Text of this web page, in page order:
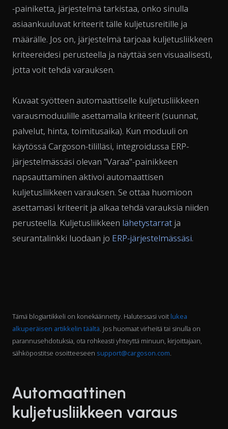
-painiketta, järjestelmä tarkistaa, onko sinulla
asiaankuuluvat kriteerit tälle kuljetusreitille ja
määrälle. Jos on, järjestelmä tarjoaa kuljetusliikkeen
kriteereidesi perusteella ja näyttää sen visuaalisesti,
jotta voit tehdä varauksen.
Kuvaat syötteen automaattiselle kuljetusliikkeen
varausmoduulille asettamalla kriteerit (suunnat,
palvelut, hinta, toimitusaika). Kun moduuli on
käytössä Cargoson-tililläsi, integroidussa ERP-
järjestelmässäsi olevan "Varaa"-painikkeen
napsauttaminen aktivoi automaattisen
kuljetusliikkeen varauksen. Se ottaa huomioon
asettamasi kriteerit ja alkaa tehdä varauksia niiden
perusteella. Kuljetusliikkeen lähetystarrat ja
seurantalinkki luodaan jo ERP-järjestelmässäsi.
Tämä blogiartikkeli on konekäännetty. Halutessasi voit lukea
alkuperäisen artikkelin täältä. Jos huomaat virheitä tai sinulla on
parannusehdotuksia, ota rohkeasti yhteyttä minuun, kirjoittajaan,
sähköpostitse osoitteeseen support@cargoson.com.
Automaattinen
kuljetusliikkeen varaus